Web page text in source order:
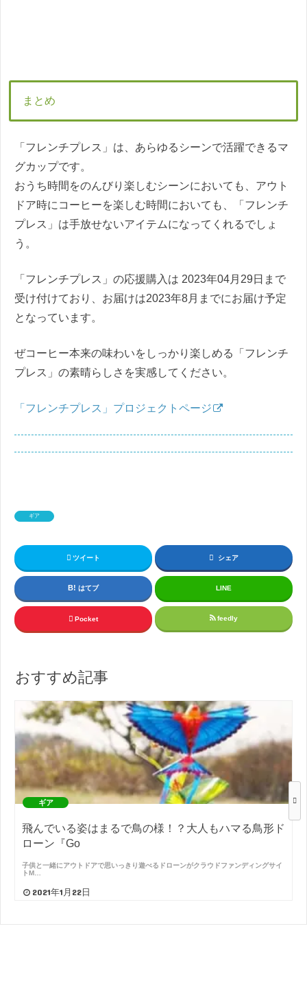
まとめ
「フレンチプレス」は、あらゆるシーンで活躍できるマ
グカップです。
おうち時間をのんびり楽しむシーンにおいても、アウト
ドア時にコーヒーを楽しむ時間においても、「フレンチ
プレス」は手放せないアイテムになってくれるでしょ
う。
「フレンチプレス」の応援購入は 2023年04月29日まで
受け付けており、お届けは2023年8月までにお届け予定
となっています。
ぜコーヒー本来の味わいをしっかり楽しめる「フレンチ
プレス」の素晴らしさを実感してください。
「フレンチプレス」プロジェクトページ
ギア
ツイート シェア
はてブ LINE
Pocket feedly
おすすめ記事
ギア
飛んでいる姿はまるで鳥の様！？大人もハマる鳥形ド
ローン『Go
子供と一緒にアウトドアで思いっきり遊べるドローンがクラウドファンディングサイ
トM…
2021年1月22日